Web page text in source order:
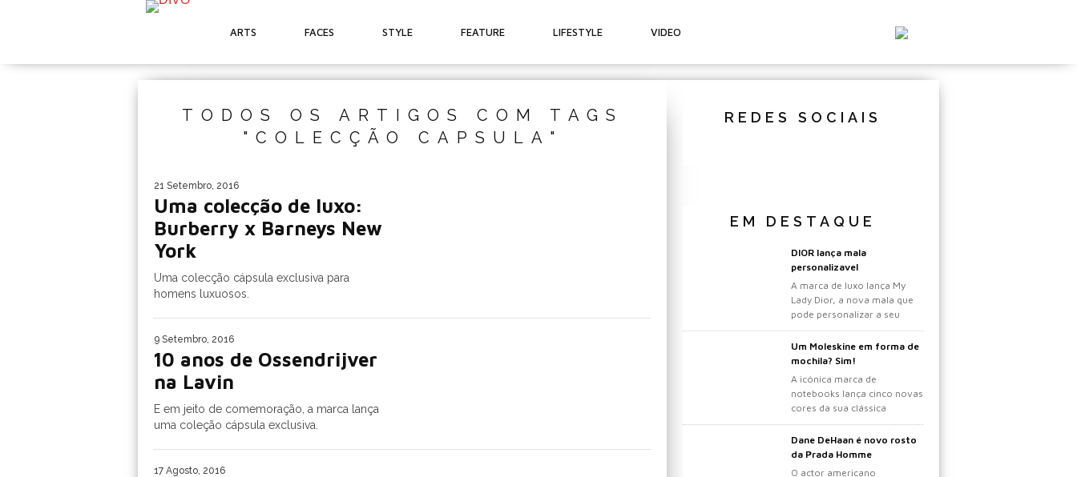
ARTS FACES STYLE FEATURE LIFESTYLE VIDEO
TODOS OS ARTIGOS COM TAGS
"COLECÇÃO CAPSULA"
21 Setembro, 2016
Uma colecção de luxo:
Burberry x Barneys New
York
Uma colecção cápsula exclusiva para
homens luxuosos.
9 Setembro, 2016
10 anos de Ossendrijver
na Lavin
E em jeito de comemoração, a marca lança
uma coleção cápsula exclusiva.
17 Agosto, 2016
REDES SOCIAIS
EM DESTAQUE
DIOR lança mala
personalizavel
A marca de luxo lança My
Lady Dior, a nova mala que
pode personalizar a seu
gosto.
Um Moleskine em forma de
mochila? Sim!
A icónica marca de
notebooks lança cinco novas
cores da sua clássica
mochila.
Dane DeHaan é novo rosto
da Prada Homme
O actor americano